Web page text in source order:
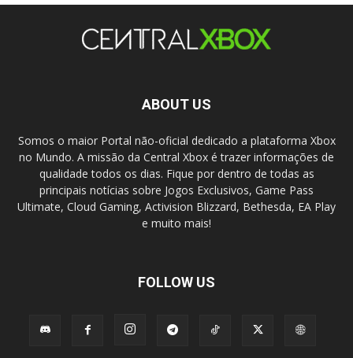
ABOUT US
Somos o maior Portal não-oficial dedicado a plataforma Xbox
no Mundo. A missão da Central Xbox é trazer informações de
qualidade todos os dias. Fique por dentro de todas as
principais notícias sobre Jogos Exclusivos, Game Pass
Ultimate, Cloud Gaming, Activision Blizzard, Bethesda, EA Play
e muito mais!
FOLLOW US